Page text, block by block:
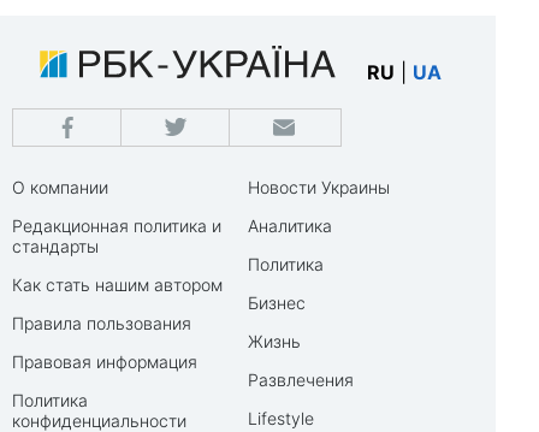
RU UA
О компании
Редакционная политика и
стандарты
Как стать нашим автором
Правила пользования
Правовая информация
Политика
конфиденциальности
Новости Украины
Аналитика
Политика
Бизнес
Жизнь
Развлечения
Lifestyle